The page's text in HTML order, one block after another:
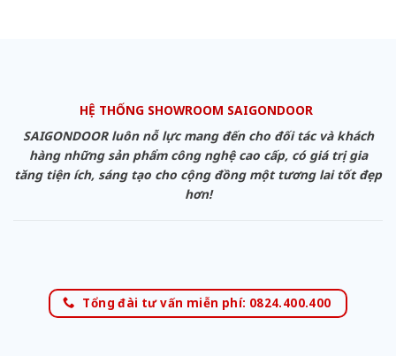
HỆ THỐNG SHOWROOM SAIGONDOOR
SAIGONDOOR luôn nỗ lực mang đến cho đối tác và khách
hàng những sản phẩm công nghệ cao cấp, có giá trị gia
tăng tiện ích, sáng tạo cho cộng đồng một tương lai tốt đẹp
hơn!
Tổng đài tư vấn miễn phí: 0824.400.400